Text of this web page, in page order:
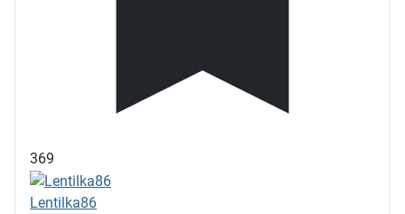
369
Lentilka86